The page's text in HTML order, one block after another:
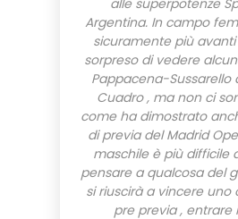
alle superpotenze
Argentina. In campo
sicuramente più
sorpreso di vedere
Pappacena-Sussarello
Cuadro , ma non ci
come ha dimostrato
di previa del Madrid
maschile è più difficile
pensare a qualcosa del
si riuscirà a vincere uno
pre previa , entrare